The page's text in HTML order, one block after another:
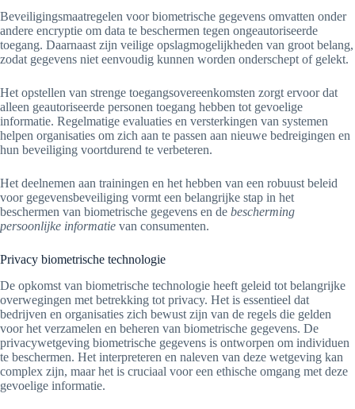
Beveiligingsmaatregelen voor biometrische gegevens omvatten onder
andere encryptie om data te beschermen tegen ongeautoriseerde
toegang. Daarnaast zijn veilige opslagmogelijkheden van groot belang,
zodat gegevens niet eenvoudig kunnen worden onderschept of gelekt.
Het opstellen van strenge toegangsovereenkomsten zorgt ervoor dat
alleen geautoriseerde personen toegang hebben tot gevoelige
informatie. Regelmatige evaluaties en versterkingen van systemen
helpen organisaties om zich aan te passen aan nieuwe bedreigingen en
hun beveiliging voortdurend te verbeteren.
Het deelnemen aan trainingen en het hebben van een robuust beleid
voor gegevensbeveiliging vormt een belangrijke stap in het
beschermen van biometrische gegevens en de bescherming
persoonlijke informatie van consumenten.
Privacy biometrische technologie
De opkomst van biometrische technologie heeft geleid tot belangrijke
overwegingen met betrekking tot privacy. Het is essentieel dat
bedrijven en organisaties zich bewust zijn van de regels die gelden
voor het verzamelen en beheren van biometrische gegevens. De
privacywetgeving biometrische gegevens is ontworpen om individuen
te beschermen. Het interpreteren en naleven van deze wetgeving kan
complex zijn, maar het is cruciaal voor een ethische omgang met deze
gevoelige informatie.